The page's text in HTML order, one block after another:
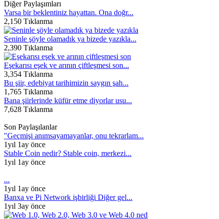
Diğer Paylaşımları
Varsa bir beklentiniz hayattan. Ona doğr...
2,150 Tıklanma
Seninle şöyle olamadık ya bizede yazıkla...
2,390 Tıklanma
Eşekarısı eşek ve arının çiftleşmesi son...
3,354 Tıklanma
Bu şiir, edebiyat tarihimizin saygın şah...
1,765 Tıklanma
Bana şiirlerinde küfür etme diyorlar usu...
7,628 Tıklanma
Son Paylaşılanlar
"Geçmişi anımsayamayanlar, onu tekrarlam...
1yıl 1ay önce
Stable Coin nedir? Stable coin, merkezi...
1yıl 1ay önce
...
1yıl 1ay önce
Banxa ve Pi Network işbirliği Diğer gel...
1yıl 3ay önce